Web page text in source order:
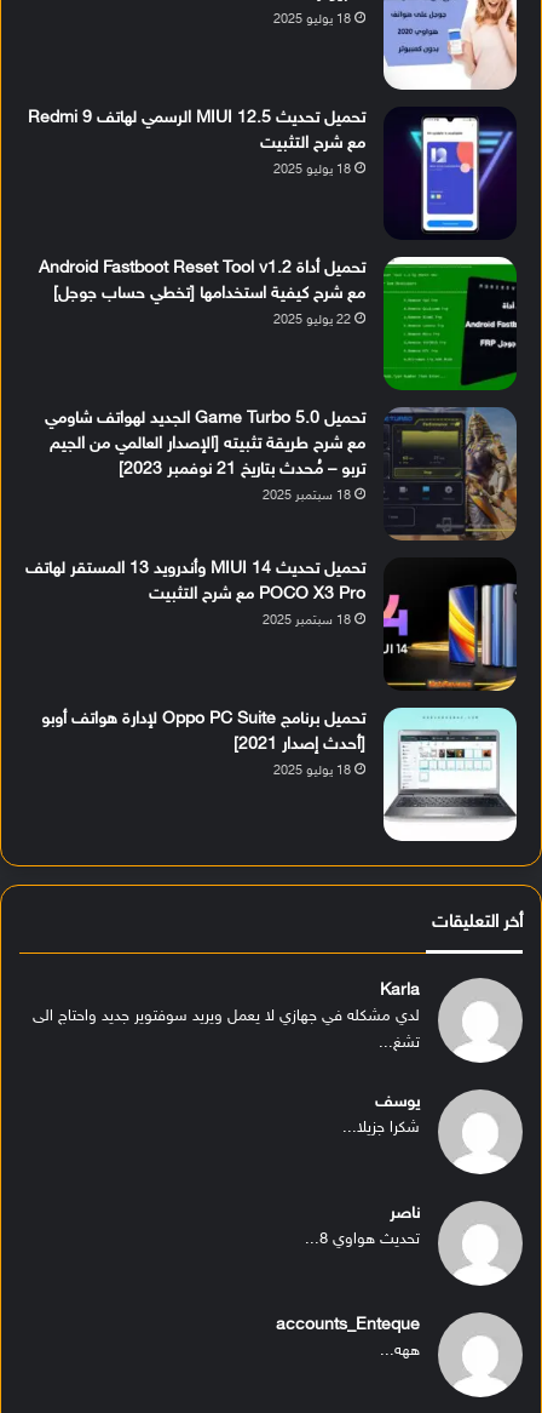
18 يوليو 2025
تحميل تحديث MIUI 12.5 الرسمي لهاتف Redmi 9
مع شرح التثبيت
18 يوليو 2025
تحميل أداة Android Fastboot Reset Tool v1.2
مع شرح كيفية استخدامها [تخطي حساب جوجل]
22 يوليو 2025
تحميل Game Turbo 5.0 الجديد لهواتف شاومي
مع شرح طريقة تثبيته [الإصدار العالمي من الجيم
تربو – مُحدث بتاريخ 21 نوفمبر 2023]
18 سبتمبر 2025
تحميل تحديث MIUI 14 وأندرويد 13 المستقر لهاتف
POCO X3 Pro مع شرح التثبيت
18 سبتمبر 2025
تحميل برنامج Oppo PC Suite لإدارة هواتف أوبو
[أحدث إصدار 2021]
18 يوليو 2025
أخر التعليقات
Karla
لدي مشكله في جهازي لا يعمل ويريد سوفتوير جديد واحتاج الى
تشغ...
يوسف
شكرا جزيلا...
ناصر
تحديث هواوي 8...
accounts_Enteque
ههه...